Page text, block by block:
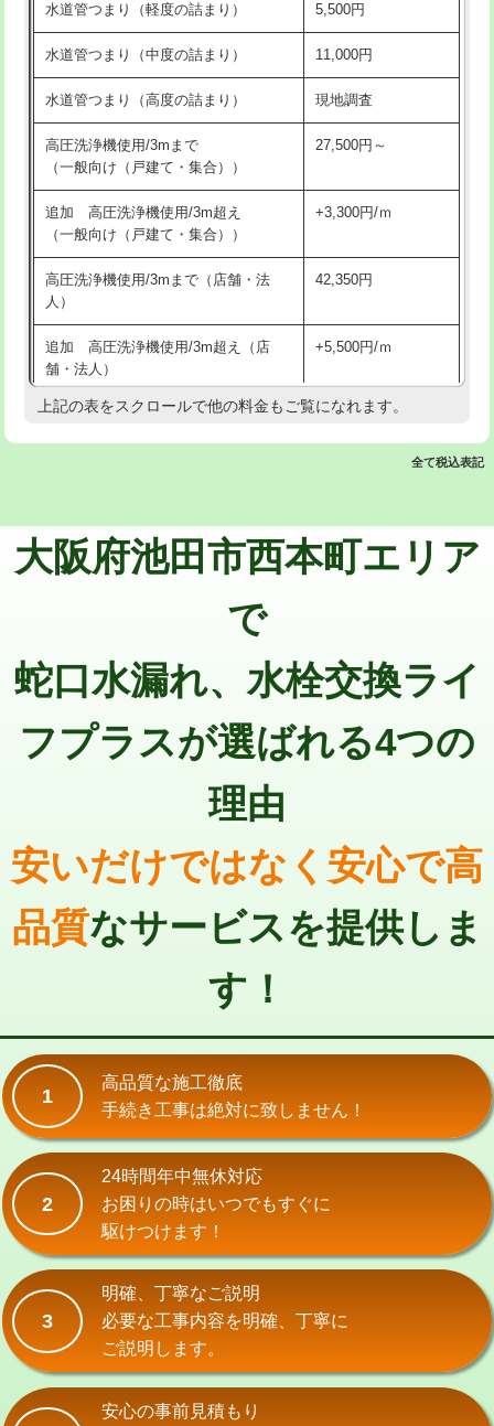
洗面台設置 38,500円
化粧台設置 22,000円
追加人工 16,500円
廃棄・処分 現場見積
※給水管工事は20mmまでの価格です。
交換・取付(排水栓・排水トラップ
22,000円+材料費
持込商品取付（混合水栓）
持込商品取付（浄水器・分岐水栓） 16,500円
業）
排水管工事（追加 排水管工事/3ｍ超
え）
マス交換（土の掘削・埋め戻し作業） 11,000円~
マス交換（深さ50㎝以上） 66,000円
コンクリート斫り（厚さ10㎝超え）
モルタル補修（厚さ10㎝まで） 27,500円
モルタル補修（厚さ10㎝超え）
追加人工 16,500円
水道管つまり（軽度の詰まり） 5,500円
水道管つまり（中度の詰まり） 11,000円
水道管つまり（高度の詰まり） 現地調査
高圧洗浄機使用/3mまで
（一般向け（戸建て・集合））
27,500円～
追加 高圧洗浄機使用/3m超え
（一般向け（戸建て・集合））
+3,300円/ｍ
高圧洗浄機使用/3mまで（店舗・法
人）
42,350円
追加 高圧洗浄機使用/3m超え（店
舗・法人）
+5,500円/ｍ
高度高圧洗浄換 現地調査
追加トーラー機使用/3m超え +3,300円
止水・漏水調査・防水処理・清掃・修
11,000円
止水・漏水調査・防水処理・清掃・修
22,000円
止水・漏水調査・防水処理・清掃・修
その他部品の脱着 8,800円～
交換・取付（タンク） 22,000円+材料費
交換・取付(単水栓（壁付・デッキ
式・ワンホール）)
交換・取付(排水栓・排水トラップ
（P/S/ポップアップ））
22,000円+材料費
交換・取付（その他部品）
持込商品取付（単水栓）
持込商品取付（混合水栓） 16,500円
持込商品取付（浄水器・分岐水栓） 16,500円
給水管工事※（ホール加工)
給水管工事※（バンド止め)
上記の表をスクロールで他の料金もご覧になれます。
全て税込表記
大阪府池田市西本町エリア
で
蛇口水漏れ、水栓交換ライ
フプラスが選ばれる4つの
理由
安いだけではなく安心で高
品質なサービスを提供しま
す！
1
高品質な施工徹底
手続き工事は絶対に致しません！
2
24時間年中無休対応
お困りの時はいつでもすぐに
駆けつけます！
3
明確、丁寧なご説明
必要な工事内容を明確、丁寧に
ご説明します。
安心の事前見積もり